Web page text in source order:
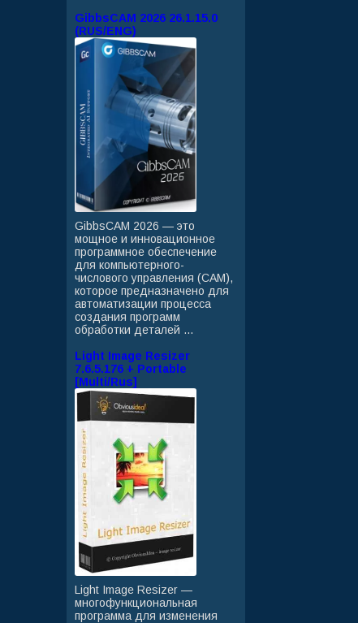
GibbsCAM 2026 26.1.15.0
(RUS/ENG)
GibbsCAM 2026 — это
мощное и инновационное
программное обеспечение
для компьютерного-
числового управления (CAM),
которое предназначено для
автоматизации процесса
создания программ
обработки деталей ...
Light Image Resizer
7.6.5.176 + Portable
[Multi/Rus]
Light Image Resizer —
многофункциональная
программа для изменения